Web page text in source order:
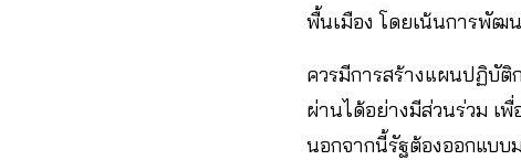
พื้นเมือง โดยเน้นการพัฒ
ควรมีการสร้างแผนปฏิบัติ
ผ่านได้อย่างมีส่วนร่วม เพื่
นอกจากนี้รัฐต้องออกแบบ